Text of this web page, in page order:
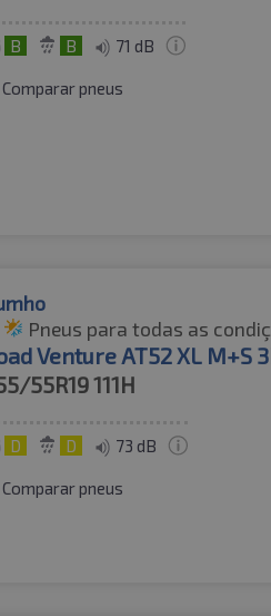
B B 71 dB
Comparar pneus
Pneus para todas as
Venture AT52 XL M+S
55R19111H
D D 73 dB
Comparar pneus